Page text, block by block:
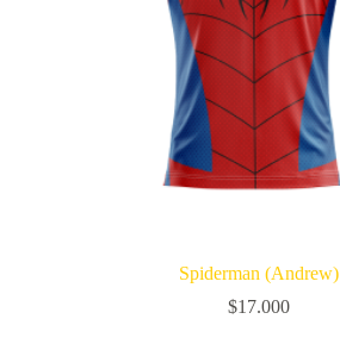
Spiderman (Andrew)
$17.000